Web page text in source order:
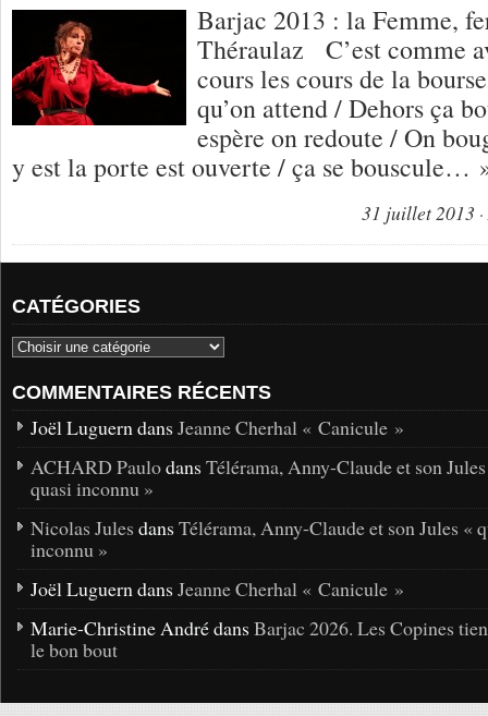
Barjac 2013 : la Femme,
Théraulaz C’est comme
cours les cours de la
qu’on attend / Dehors ça
espère on redoute / On
y est la porte est ouverte / ça se
31 juillet 2013
CATÉGORIES
COMMENTAIRES RÉCENTS
Joël Luguern dans Jeanne Cherhal « Canicule »
ACHARD Paulodans Télérama, Anny-Claude et son
quasi inconnu »
Nicolas Jules dans Télérama, Anny-Claude et son Jules «
inconnu »
Joël Luguern dans Jeanne Cherhal « Canicule »
Marie-Christine André dans Barjac 2026. Les Copines
le bon bout